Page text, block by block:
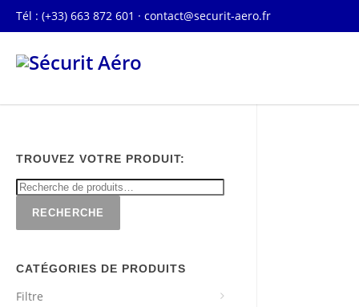
Tél : (+33) 663 872 601 · contact@securit-aero.fr
TROUVEZ VOTRE PRODUIT:
RECHERCHE
CATÉGORIES DE PRODUITS
Filtre